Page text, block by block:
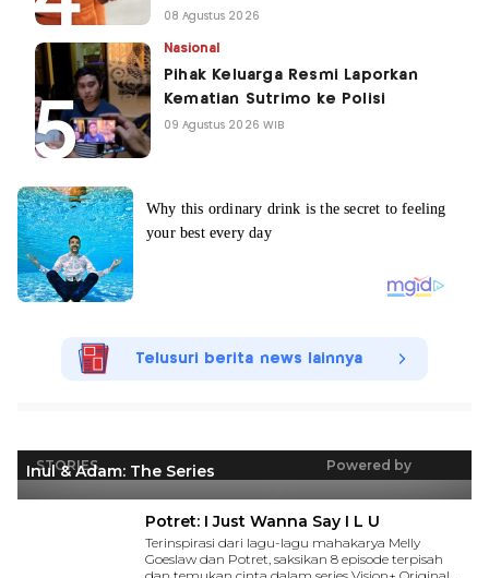
08 Agustus 2026
Nasional
Pihak Keluarga Resmi Laporkan
Kematian Sutrimo ke Polisi
09 Agustus 2026 WIB
Telusuri berita news lainnya